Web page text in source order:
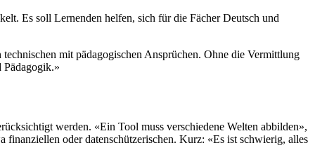
Es soll Lernenden helfen, sich für die Fächer Deutsch und
mit pädagogischen Ansprüchen. Ohne die Vermittlung
Pädagogik.»
werden. «Ein Tool muss verschiedene Welten abbilden»,
finanziellen oder datenschützerischen. Kurz: «Es ist schwierig, alles